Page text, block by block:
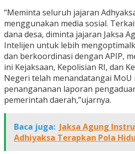
“Meminta seluruh jajaran
menggunakan media sosial.
dana desa, diminta jajaran Jaksa
Intelijen untuk lebih
dan berkoordinasi dengan APIP,
ini Kejaksaan, Kepolisian RI, dan
Negeri telah menandatangai MoU
penangananan laporan
pemerintah daerah,”ujarnya.
Baca juga: Jaksa Agung
Adhiyaksa Terapkan Pola